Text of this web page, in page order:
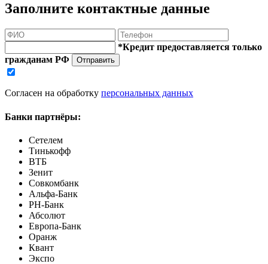
Заполните контактные данные
*Кредит предоставляется только
гражданам РФ
Отправить
Согласен на обработку персональных данных
Банки партнёры:
Сетелем
Тинькофф
ВТБ
Зенит
Совкомбанк
Альфа-Банк
РН-Банк
Абсолют
Европа-Банк
Оранж
Квант
Экспо